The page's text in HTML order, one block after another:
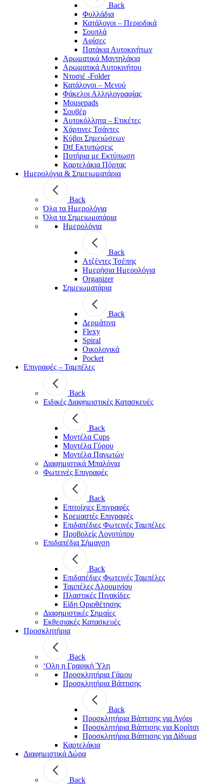
Back
Φυλλάδια
Κατάλογοι – Περιοδικά
Σουπλά
Αφίσες
Πατάκια Αυτοκινήτων
Αρωματικά Μαντηλάκια
Αρωματικά Αυτοκινήτου
Ντοσιέ -Folder
Κατάλογοι – Μενού
Φάκελοι Αλληλογραφίας
Mousepads
Σουβέρ
Αυτοκόλλητα – Ετικέτες
Χάρτινες Τσάντες
Κύβοι Σημειώσεων
Dtf Εκτυπώσεις
Ποτήρια με Εκτύπωση
Καρτελάκια Πόρτας
Ημερολόγια & Σημειωματάρια
Back
Όλα τα Ημερολόγια
Όλα τα Σημειωματάρια
Ημερολόγια
Back
Ατζέντες Τσέπης
Ημερήσια Ημερολόγια
Organizer
Σημειωματάρια
Back
Δερμάτινα
Flexy
Spiral
Οικολογικά
Pocket
Επιγραφές – Ταμπέλες
Back
Ειδικές Διαφημιστικές Κατασκευές
Back
Μοντέλα Cups
Μοντέλα Γύρου
Μοντέλα Παγωτών
Διαφημιστικά Μπαλόνια
Φωτεινές Επιγραφές
Back
Επιτοίχιες Επιγραφές
Κρεμαστές Επιγραφές
Επιδαπέδιες Φωτεινές Ταμπέλες
Προβολείς Λογοτύπου
Επιδαπέδια Σήμανση
Back
Επιδαπέδιες Φωτεινές Ταμπέλες
Ταμπέλες Αλουμινίου
Πλαστικές Πινακίδες
Είδη Οριοθέτησης
Διαφημιστικές Σημαίες
Εκθεσιακές Κατασκευές
Προσκλητήρια
Back
‘Ολη η Γραφική Ύλη
Προσκλητήρια Γάμου
Προσκλητήρια Βάπτισης
Back
Προσκλητήρια Βάπτισης για Αγόρι
Προσκλητήρια Βάπτισης για Κορίτσι
Προσκλητήρια Βάπτισης για Δίδυμα
Καρτελάκια
Διαφημιστικά Δώρα
Back